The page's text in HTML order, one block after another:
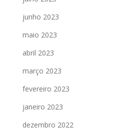
junho 2023
maio 2023
abril 2023
março 2023
fevereiro 2023
janeiro 2023
dezembro 2022